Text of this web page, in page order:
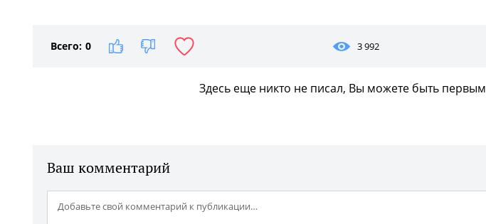
Всего: 0 3 992
Здесь еще никто не писал, Вы можете быть первым
Ваш комментарий